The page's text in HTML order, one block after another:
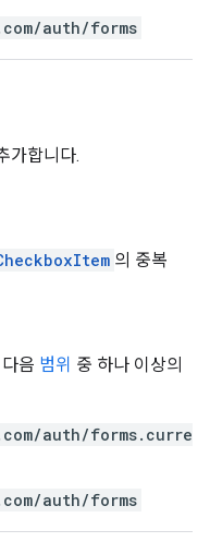
auth/forms
가합니다.
의 중복
음 범위 중 하나 이상의
auth/forms.curre
auth/forms